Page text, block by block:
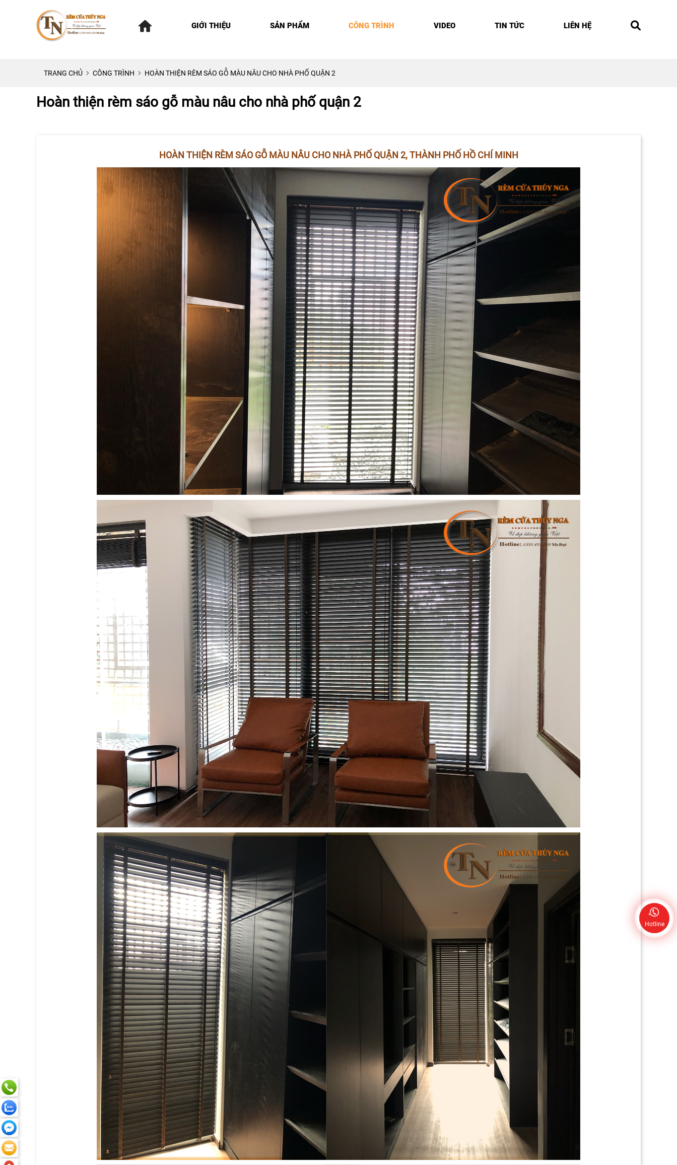
GIỚI THIỆU SẢN PHẨM CÔNG TRÌNH VIDEO TIN TỨC LIÊN HỆ
TRANG CHỦ CÔNG TRÌNH HOÀN THIỆN RÈM SÁO GỖ MÀU NÂU CHO NHÀ PHỐ QUẬN 2
Hoàn thiện rèm sáo gỗ màu nâu cho nhà phố quận 2
HOÀN THIỆN RÈM SÁO GỖ MÀU NÂU CHO NHÀ PHỐ QUẬN 2, THÀNH PHỐ HỒ CHÍ MINH
Hotline